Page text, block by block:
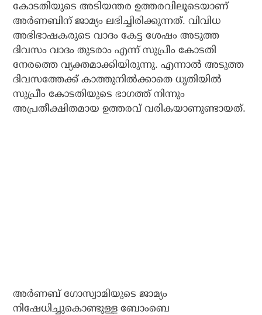
കോടതിയുടെ അടിയന്തര ഉത്തരവിലൂടെയാണ്
അര്‍ണബിന് ജാമ്യം ലഭിച്ചിരിക്കുന്നത്. വിവിധ
അഭിഭാഷകരുടെ വാദം കേട്ട ശേഷം അടുത്ത
ദിവസം വാദം തുടരാം എന്ന് സുപ്രീം കോടതി
നേരത്തെ വ്യക്തമാക്കിയിരുന്നു. എന്നാല്‍ അടുത്ത
ദിവസത്തേക്ക് കാത്തുനില്‍ക്കാതെ ധൃതിയില്‍
സുപ്രീം കോടതിയുടെ ഭാഗത്ത് നിന്നും
അപ്രതീക്ഷിതമായ ഉത്തരവ് വരികയാണുണ്ടായത്.
അര്‍ണബ് ഗോസ്വാമിയുടെ ജാമ്യം
നിഷേധിച്ചുകൊണ്ടുള്ള ബോംബെ